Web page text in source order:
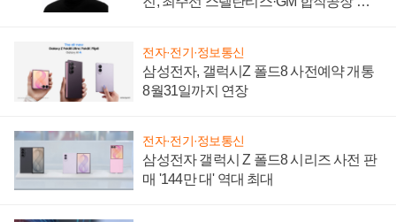
전자·전기·정보통신
삼성전자, 갤럭시Z 폴드8 사전예약 개통
8월31일까지 연장
전자·전기·정보통신
삼성전자 갤럭시 Z 폴드8 시리즈 사전 판
매 '144만 대' 역대 최대